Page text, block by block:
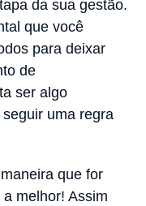
da sua gestão.
que você
para deixar
de
ser algo
uma regra
que for
melhor! Assim